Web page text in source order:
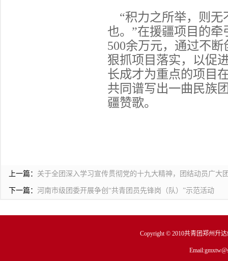
“积力之所举，则
也。”在援疆项目的
500余万元，通过不
狠抓项目落实，以促
长成才为重点的项目
共同谱写出一曲民族
疆赞歌。
上一篇： 关于全团深入学习宣传贯彻党的十九大精神，团结动员广大
下一篇： 河南市级团委开展争创“共青团员先锋岗（队）”示范活动
Copyright © 2010共青团郑州升